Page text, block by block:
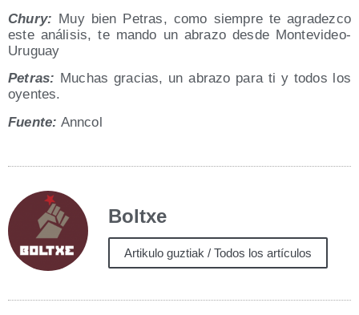
Chury: Muy bien Petras, como siem­pre te agra­dez­co
este aná­li­sis, te man­do un abra­zo des­de Montevideo-
Uruguay
Petras: Muchas gra­cias, un abra­zo para ti y todos los
oyentes.
Fuen­te: Anncol
Boltxe
Artikulo guztiak / Todos los artículos